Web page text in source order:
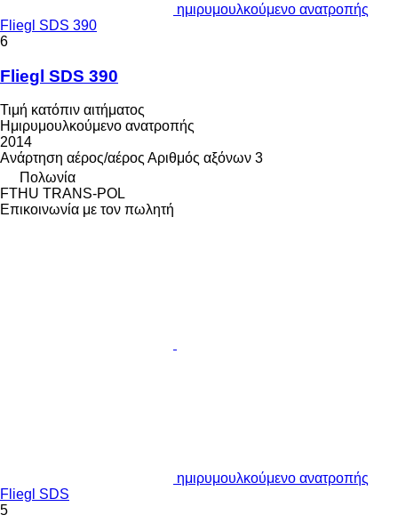
ημιρυμουλκούμενο ανατροπής
Fliegl SDS 390
6
Fliegl SDS 390
Τιμή κατόπιν αιτήματος
Ημιρυμουλκούμενο ανατροπής
2014
Ανάρτηση αέρος/αέρος Αριθμός αξόνων 3
Πολωνία
FTHU TRANS-POL
Επικοινωνία με τον πωλητή
ημιρυμουλκούμενο ανατροπής
Fliegl SDS
5